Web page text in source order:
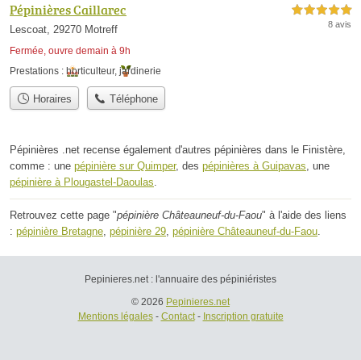
Pépinières Caillarec
Lescoat, 29270 Motreff
Fermée, ouvre demain à 9h
5,0 étoiles sur 5
8 avis
Prestations : horticulteur, jardinerie
Horaires Téléphone
Pépinières .net recense également d'autres pépinières dans le Finistère,
comme : une pépinière sur Quimper, des pépinières à Guipavas , une
pépinière à Plougastel-Daoulas
Retrouvez cette page "pépinière Châteauneuf-du-Faou" à l'aide des liens
: pépinière Bretagne pépinière 29 pépinière Châteauneuf-du-Faou
Pepinieres.net : l'annuaire des pépiniéristes
© 2026 Pepinieres.net
Mentions légales- Contact- Inscription gratuite